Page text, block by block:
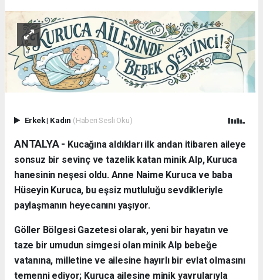
Erkek| Kadın (Haberi Sesli Oku)
ANTALYA - ​ Kucağına aldıkları ilk andan itibaren aileye
sonsuz bir sevinç ve tazelik katan minik Alp, Kuruca
hanesinin neşesi oldu. Anne Naime Kuruca ve baba
Hüseyin Kuruca, bu eşsiz mutluluğu sevdikleriyle
paylaşmanın heyecanını yaşıyor.
​Göller Bölgesi Gazetesi olarak, yeni bir hayatın ve
taze bir umudun simgesi olan minik Alp bebeğe
vatanına, milletine ve ailesine hayırlı bir evlat olmasını
temenni ediyor; Kuruca ailesine minik yavrularıyla